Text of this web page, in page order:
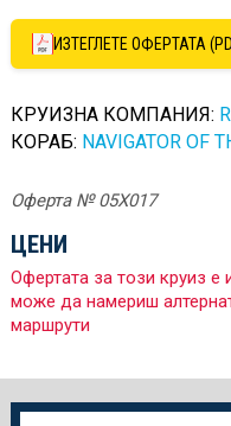
ИЗТЕГЛЕТЕ ОФЕРТАТА
КРУИЗНА КОМПАНИЯ:
КОРАБ: NAVIGATOR OF
Оферта № 05X017
ЦЕНИ
Офертата за този круиз е
може да намериш
маршрути
Още